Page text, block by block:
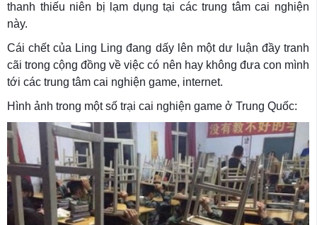
thanh thiếu niên bị lạm dụng tại các trung tâm cai nghiện
này.
Cái chết của Ling Ling đang dấy lên một dư luận đầy tranh
cãi trong cộng đồng về việc có nên hay không đưa con mình
tới các trung tâm cai nghiện game, internet.
Hình ảnh trong một số trại cai nghiện game ở Trung Quốc: